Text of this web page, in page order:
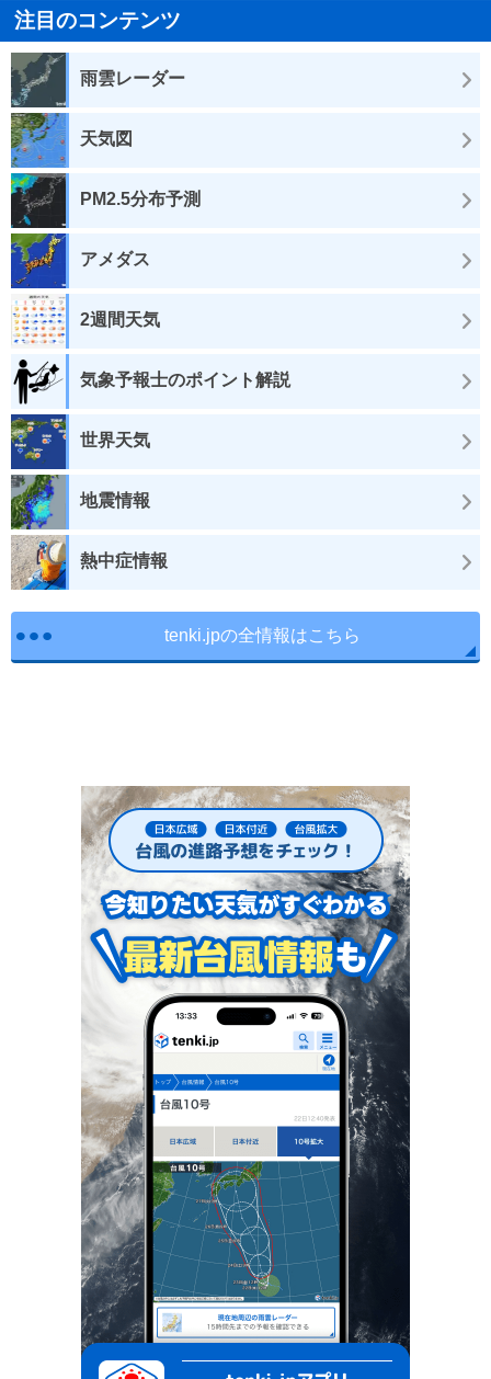
注目のコンテンツ
雨雲レーダー
天気図
PM2.5分布予測
アメダス
2週間天気
気象予報士のポイント解説
世界天気
地震情報
熱中症情報
tenki.jpの全情報はこちら